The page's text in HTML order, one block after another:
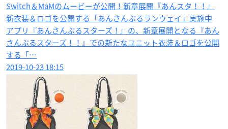
Switch＆MaMのムービーが公開！新章展開『あんスタ！！』
新衣装＆ロゴを公開する「あんさんぶるランウェイ」実施中
アプリ『あんさんぶるスターズ！』の、新章展開となる『あん
さんぶるスターズ！！』での新たなユニット衣装＆ロゴを公開
する「…
2019-10-23 18:15